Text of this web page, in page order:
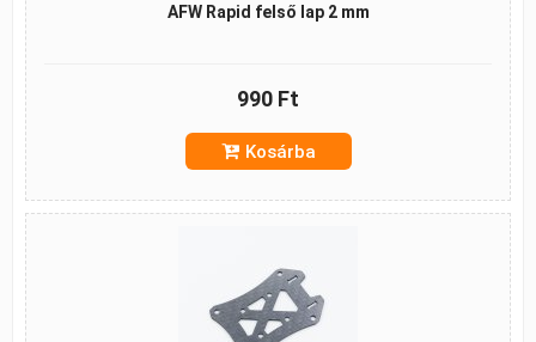
AFW Rapid felső lap 2 mm
990 Ft
Kosárba